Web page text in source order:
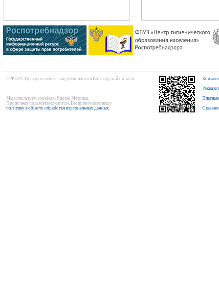
© ФБУЗ "Центр гигиены и эпидемиологии в Вологодской области
Мы используем cookies и Яндекс.Метрика.
Продолжая пользоваться сайтом, Вы принимаете нашу
политику в области обработки персональных данных.